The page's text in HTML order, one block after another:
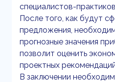
специалистов-
После того, как будут
предложения,
прогнозные значения
позволит оценить
проектных
В заключении